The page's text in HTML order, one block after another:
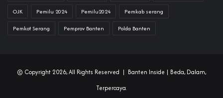
OJK Pemilu 2024 Pemilu2024 Pemkab serang
Pemkot Serang Pemprov Banten Polda Banten
© Copyright 2026, All Rights Reserved | Banten Inside | Beda, Dalam,
Terpercaya.